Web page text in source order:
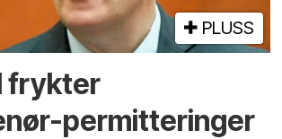
PLUSS
frykter
permitteringer